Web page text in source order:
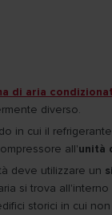
di aria
diverso.
cui il
all'unità
deve utilizzare un
si trova
storici in cui